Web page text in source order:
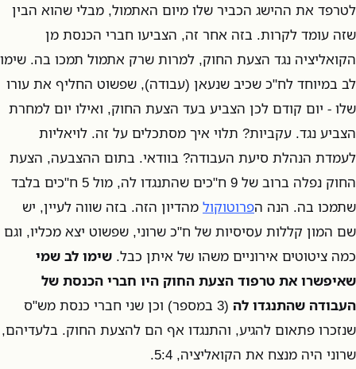
לטרפד את ההישג הכביר שלו מיום האתמול, מבלי שהוא הבין
שזה עומד לקרות. בזה אחר זה, הצביעו חברי הכנסת מן
הקואליציה נגד הצעת החוק, למרות שרק אתמול תמכו בה. שימו
לב במיוחד לח"כ שכיב שנעאן (עבודה), שפשוט החליף את עורו
שלו - יום קודם לכן הצביע בעד הצעת החוק, ואילו יום למחרת
הצביע נגד. עקביות? תלוי איך מסתכלים על זה. לויאליות
לעמדת הנהלת סיעת העבודה? בוודאי. בתום ההצבעה, הצעת
החוק נפלה ברוב של 9 ח"כים שהתנגדו לה, מול 5 ח"כים בלבד
שתמכו בה. הנה הפרוטוקול מהדיון הזה. בזה שווה לעיין, יש
שם המון קללות עסיסיות של ח"כ שרוני, שפשוט יצא מכליו, וגם
כמה ציטוטים אירוניים משהו של איתן כבל. שימו לב שמי
שאיפשרו את טרפוד הצעת החוק היו חברי הכנסת של
העבודה שהתנגדו לה
(3 במספר) וכן שני חברי כנסת מש"ס
שנזכרו פתאום להגיע, והתנגדו אף הם להצעת החוק. בלעדיהם,
שרוני היה מנצח את הקואליציה, 5:4.